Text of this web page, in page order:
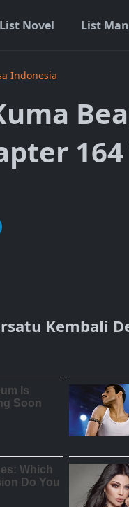
List Novel List
Indonesia
Kembali